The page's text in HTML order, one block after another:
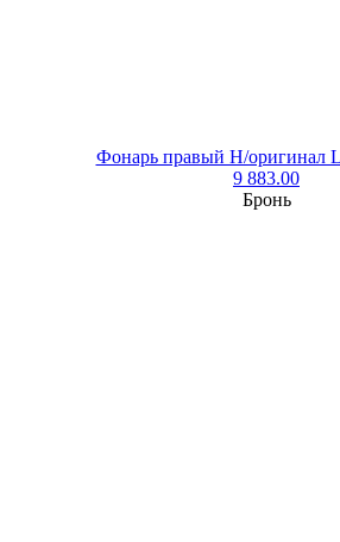
Фонарь правый Н/оригинал
9 883.00
Бронь